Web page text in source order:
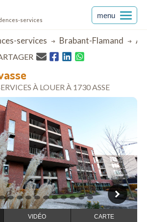
services
menu
services Brabant-Flamand
À LOUER À 1730 ASSE
3 4 5 6 7 8 9 10111213
Maps
VIDÉO CARTE